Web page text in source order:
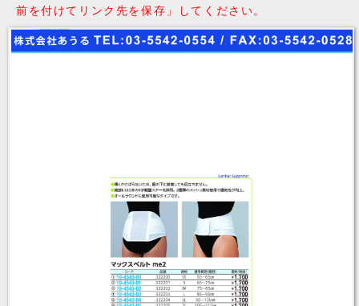
前を付けてリンク先を保存」してください。